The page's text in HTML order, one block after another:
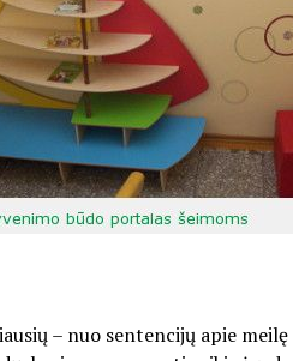
– nuo sentencijų apie